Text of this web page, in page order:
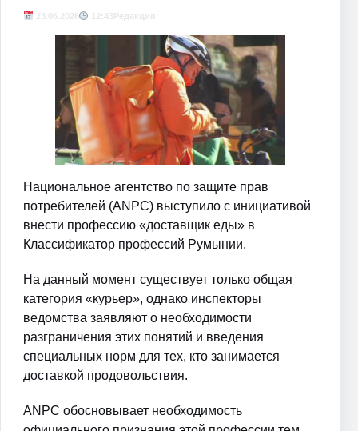
23.06.2026 12:43Редакция
Национальное агентство по защите прав
потребителей (ANPC) выступило с инициативой
внести профессию «доставщик еды» в
Классификатор профессий Румынии.
На данный момент существует только общая
категория «курьер», однако инспекторы
ведомства заявляют о необходимости
разграничения этих понятий и введения
специальных норм для тех, кто занимается
доставкой продовольствия.
ANPC обосновывает необходимость